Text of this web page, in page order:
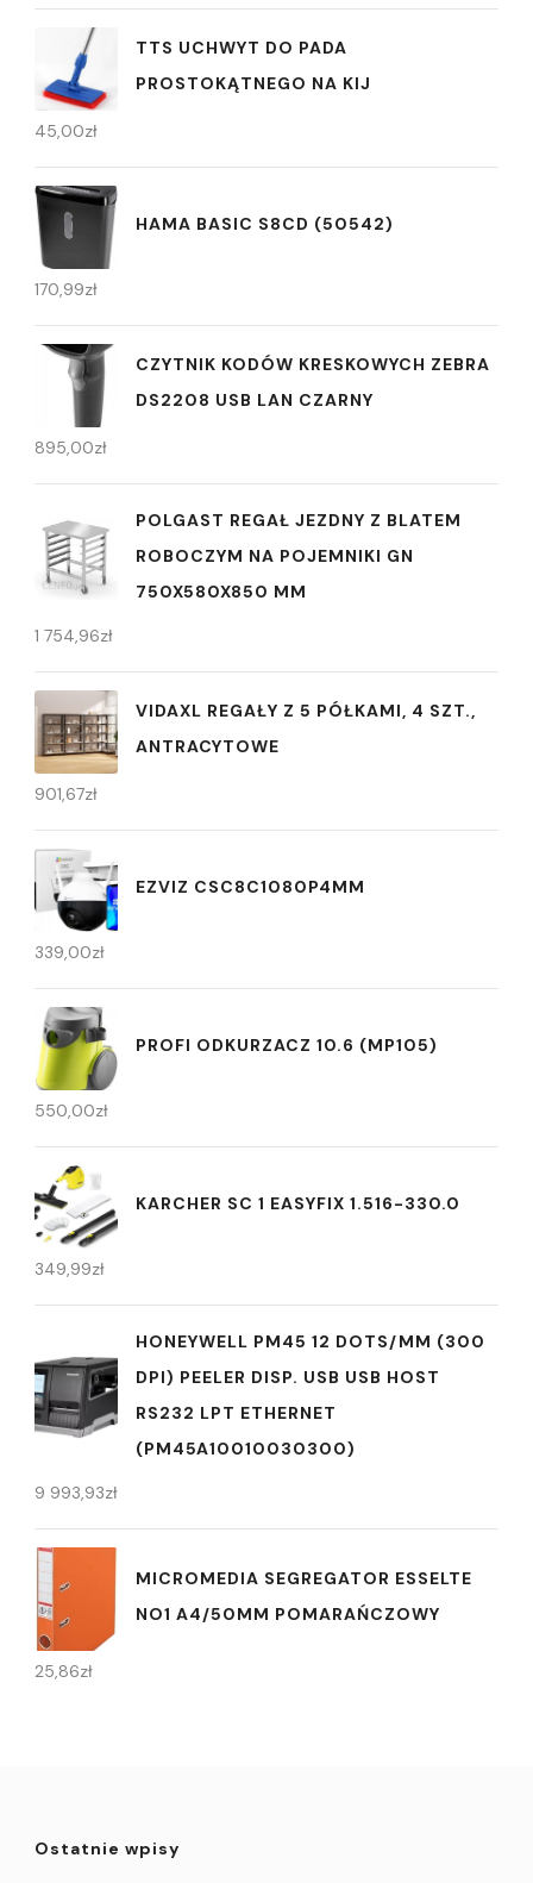
TTS UCHWYT DO PADA
PROSTOKĄTNEGO NA KIJ
45,00zł
HAMA BASIC S8CD (50542)
170,99zł
CZYTNIK KODÓW KRESKOWYCH ZEBRA
DS2208 USB LAN CZARNY
895,00zł
POLGAST REGAŁ JEZDNY Z BLATEM
ROBOCZYM NA POJEMNIKI GN
750X580X850 MM
1 754,96zł
VIDAXL REGAŁY Z 5 PÓŁKAMI, 4 SZT.,
ANTRACYTOWE
901,67zł
EZVIZ CSC8C1080P4MM
339,00zł
PROFI ODKURZACZ 10.6 (MP105)
550,00zł
KARCHER SC 1 EASYFIX 1.516-330.0
349,99zł
HONEYWELL PM45 12 DOTS/MM (300
DPI) PEELER DISP. USB USB HOST
RS232 LPT ETHERNET
(PM45A10010030300)
9 993,93zł
MICROMEDIA SEGREGATOR ESSELTE
NO1 A4/50MM POMARAŃCZOWY
25,86zł
Ostatnie wpisy